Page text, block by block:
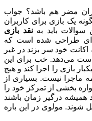
مضر هم باشد؟ جواب
یک بازی برای کاربران
باید بهنقد بازی
طراحی شده است که
خود سر بزند در غیر
می‌دهد. خب برای این
بازی را اجرا کند و هیچ
ماجرا نیست. بسیاری از
بخشی از تمرکز خود را
همیشه درگیر زمان باشند
شوند. مولوی در این باره